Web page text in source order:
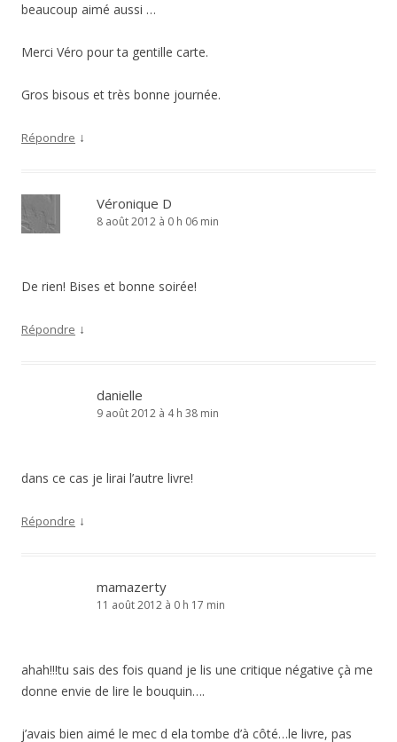
beaucoup aimé aussi …
Merci Véro pour ta gentille carte.
Gros bisous et très bonne journée.
Répondre ↓
Véronique D
8 août 2012 à 0 h 06 min
De rien! Bises et bonne soirée!
Répondre ↓
danielle
9 août 2012 à 4 h 38 min
dans ce cas je lirai l’autre livre!
Répondre ↓
mamazerty
11 août 2012 à 0 h 17 min
ahah!!!tu sais des fois quand je lis une critique négative çà me
donne envie de lire le bouquin….
j’avais bien aimé le mec d ela tombe d’à côté…le livre, pas